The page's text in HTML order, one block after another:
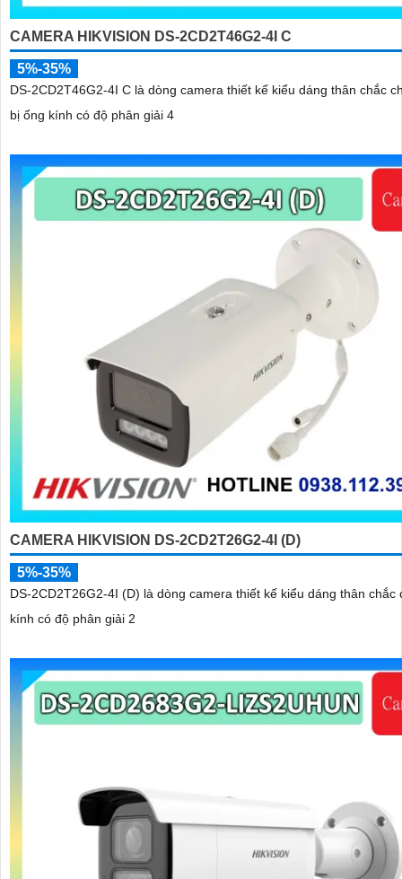
CAMERA HIKVISION DS-2CD2T46G2-4I C
5%-35%
DS-2CD2T46G2-4I C là dòng camera thiết kế kiểu dáng thân chắc
bị ống kính có độ phân giải 4
CAMERA HIKVISION DS-2CD2T26G2-4I (D)
5%-35%
DS-2CD2T26G2-4I (D) là dòng camera thiết kế kiểu dáng thân chắc
kính có độ phân giải 2